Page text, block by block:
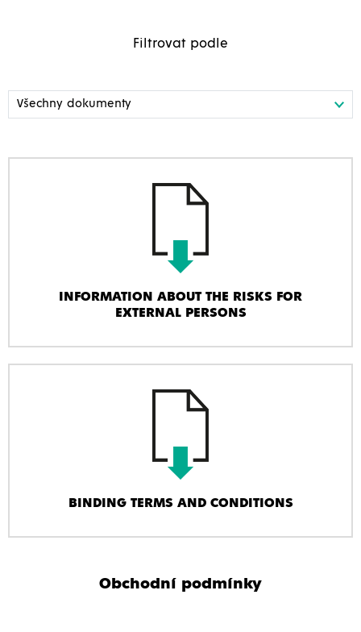
Filtrovat podle
INFORMATION ABOUT THE RISKS FOR
EXTERNAL PERSONS
BINDING TERMS AND CONDITIONS
Obchodní podmínky